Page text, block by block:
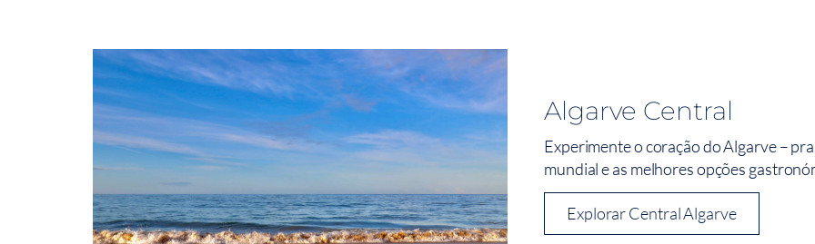
Algarve Central
Experimente o coração do Algarve –
mundial e as melhores opções
Explorar Central Algarve